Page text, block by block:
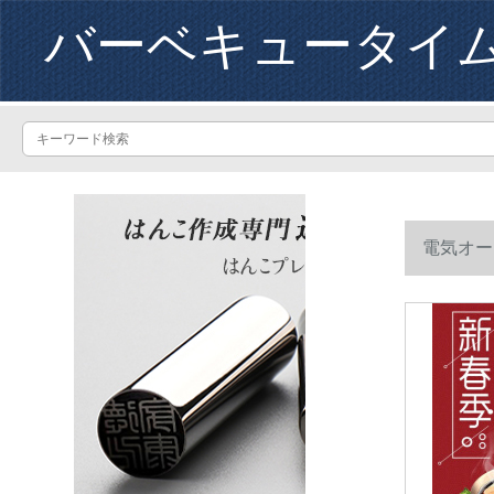
バーベキュータイ
電気オ